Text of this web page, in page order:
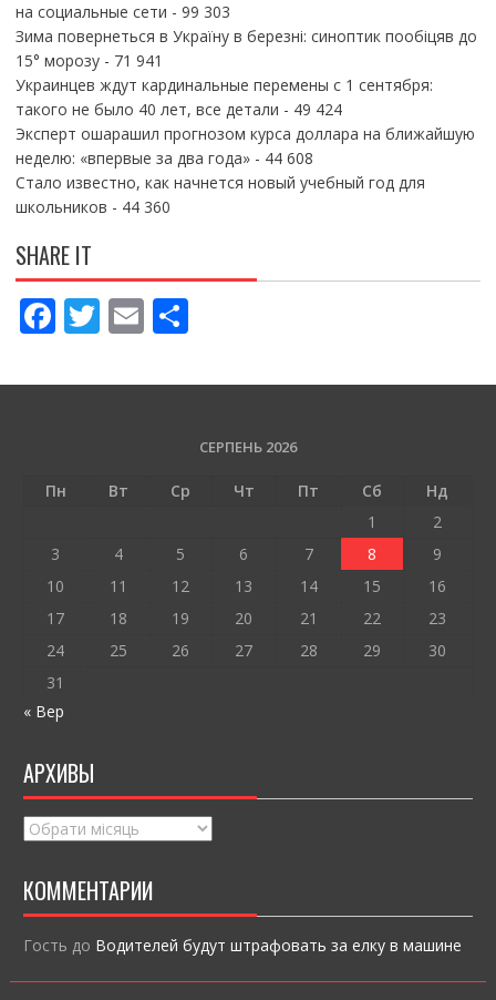
на социальные сети - 99 303
Зима повернеться в Україну в березні: синоптик пообіцяв до
15° морозу- 71 941
Украинцев ждут кардинальные перемены с 1 сентября:
такого не было 40 лет, все детали - 49 424
Эксперт ошарашил прогнозом курса доллара на ближайшую
неделю: «впервые за два года»- 44 608
Стало известно, как начнется новый учебный год для
школьников - 44 360
SHARE IT
F
e
o
T
itt
E
ai
П
ді
и
т
СЕРПЕНЬ 2026
Пн Вт Ср Чт Пт Сб
Нд
1
2
3
4 5 6 7 8
9
10
11 12 13 14 15
16
17
18 19 20 21 22
23
24
25 26 27 28 29
30
31
« Вер
АРХИВЫ
Архивы
КОММЕНТАРИИ
Гость до Водителей будут штрафовать за елку в машине